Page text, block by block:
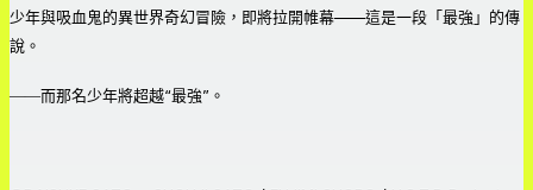
少年與吸血鬼的異世界奇幻冒險，即將拉開帷幕——這是一段「最強」的傳
說。
――而那名少年將超越“最強”。